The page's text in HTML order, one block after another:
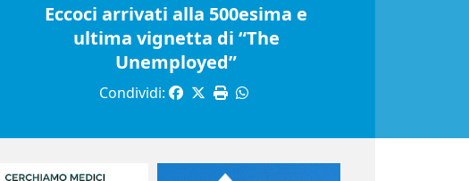
Eccoci arrivati alla 500esima e
ultima vignetta di “The
Unemployed”
Condividi: